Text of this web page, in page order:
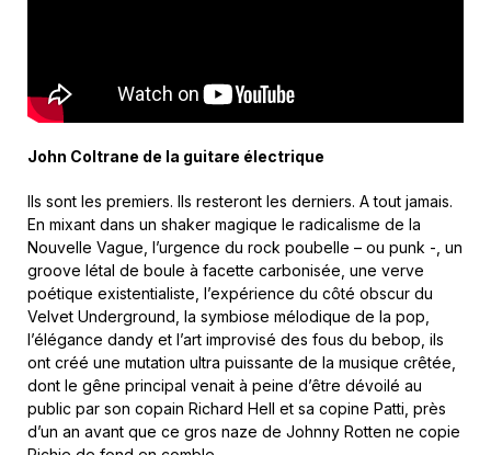
John Coltrane de la guitare électrique
Ils sont les premiers. Ils resteront les derniers. A tout jamais.
En mixant dans un shaker magique le radicalisme de la
Nouvelle Vague, l’urgence du rock poubelle – ou punk -, un
groove létal de boule à facette carbonisée, une verve
poétique existentialiste, l’expérience du côté obscur du
Velvet Underground, la symbiose mélodique de la pop,
l’élégance dandy et l’art improvisé des fous du bebop, ils
ont créé une mutation ultra puissante de la musique crêtée,
dont le gêne principal venait à peine d’être dévoilé au
public par son copain Richard Hell et sa copine Patti, près
d’un an avant que ce gros naze de Johnny Rotten ne copie